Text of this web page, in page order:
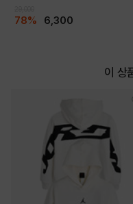
78% 6,300
이 상